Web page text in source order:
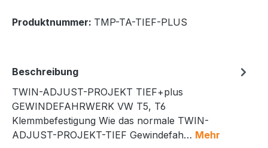
Produktnummer: TMP-TA-TIEF-PLUS
Beschreibung
TWIN-ADJUST-PROJEKT TIEF+plus
GEWINDEFAHRWERK VW T5, T6
Klemmbefestigung Wie das normale TWIN-
ADJUST-PROJEKT-TIEF Gewindefah… Mehr